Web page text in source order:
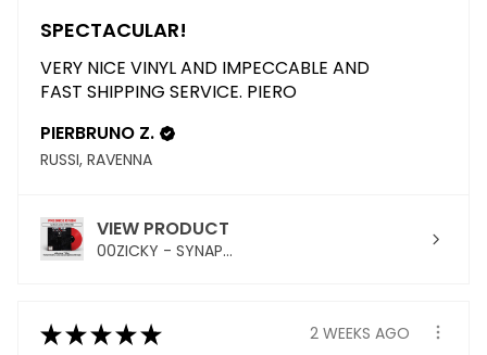
SPECTACULAR!
VERY NICE VINYL AND IMPECCABLE AND
FAST SHIPPING SERVICE. PIERO
PIERBRUNO Z.
RUSSI, RAVENNA
VIEW PRODUCT
00ZICKY - SYNAP...
★★★★★ 2 WEEKS AGO